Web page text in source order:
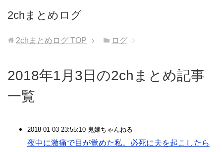
2chまとめログ
2chまとめログ TOP ログ
2018年1月3日の2chまとめ記事
一覧
2018-01-03 23:55:10 鬼嫁ちゃんねる
夜中に激痛で目が覚めた私。必死に夫を起こしたら